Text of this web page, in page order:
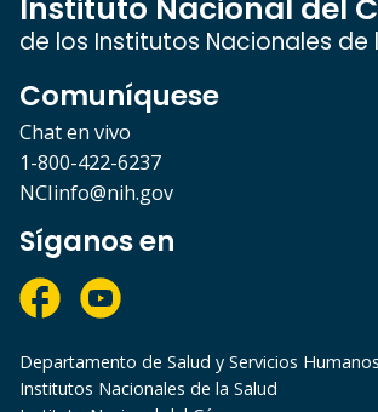
Instituto Nacional del
de los Institutos Nacionales de
Comuníquese
Chat en vivo
1-800-422-6237
NCIinfo@nih.gov
Síganos en
Departamento de Salud y Servicios
Institutos Nacionales de la Salud